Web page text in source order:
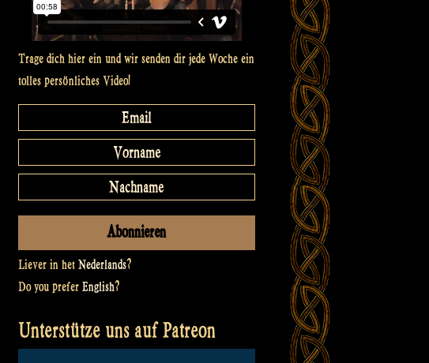
Trage dich hier ein und wir senden dir jede Woche ein
tolles persönliches Video!
Liever in het Nederlands?
Do you prefer English?
Unterstütze uns auf Patreon